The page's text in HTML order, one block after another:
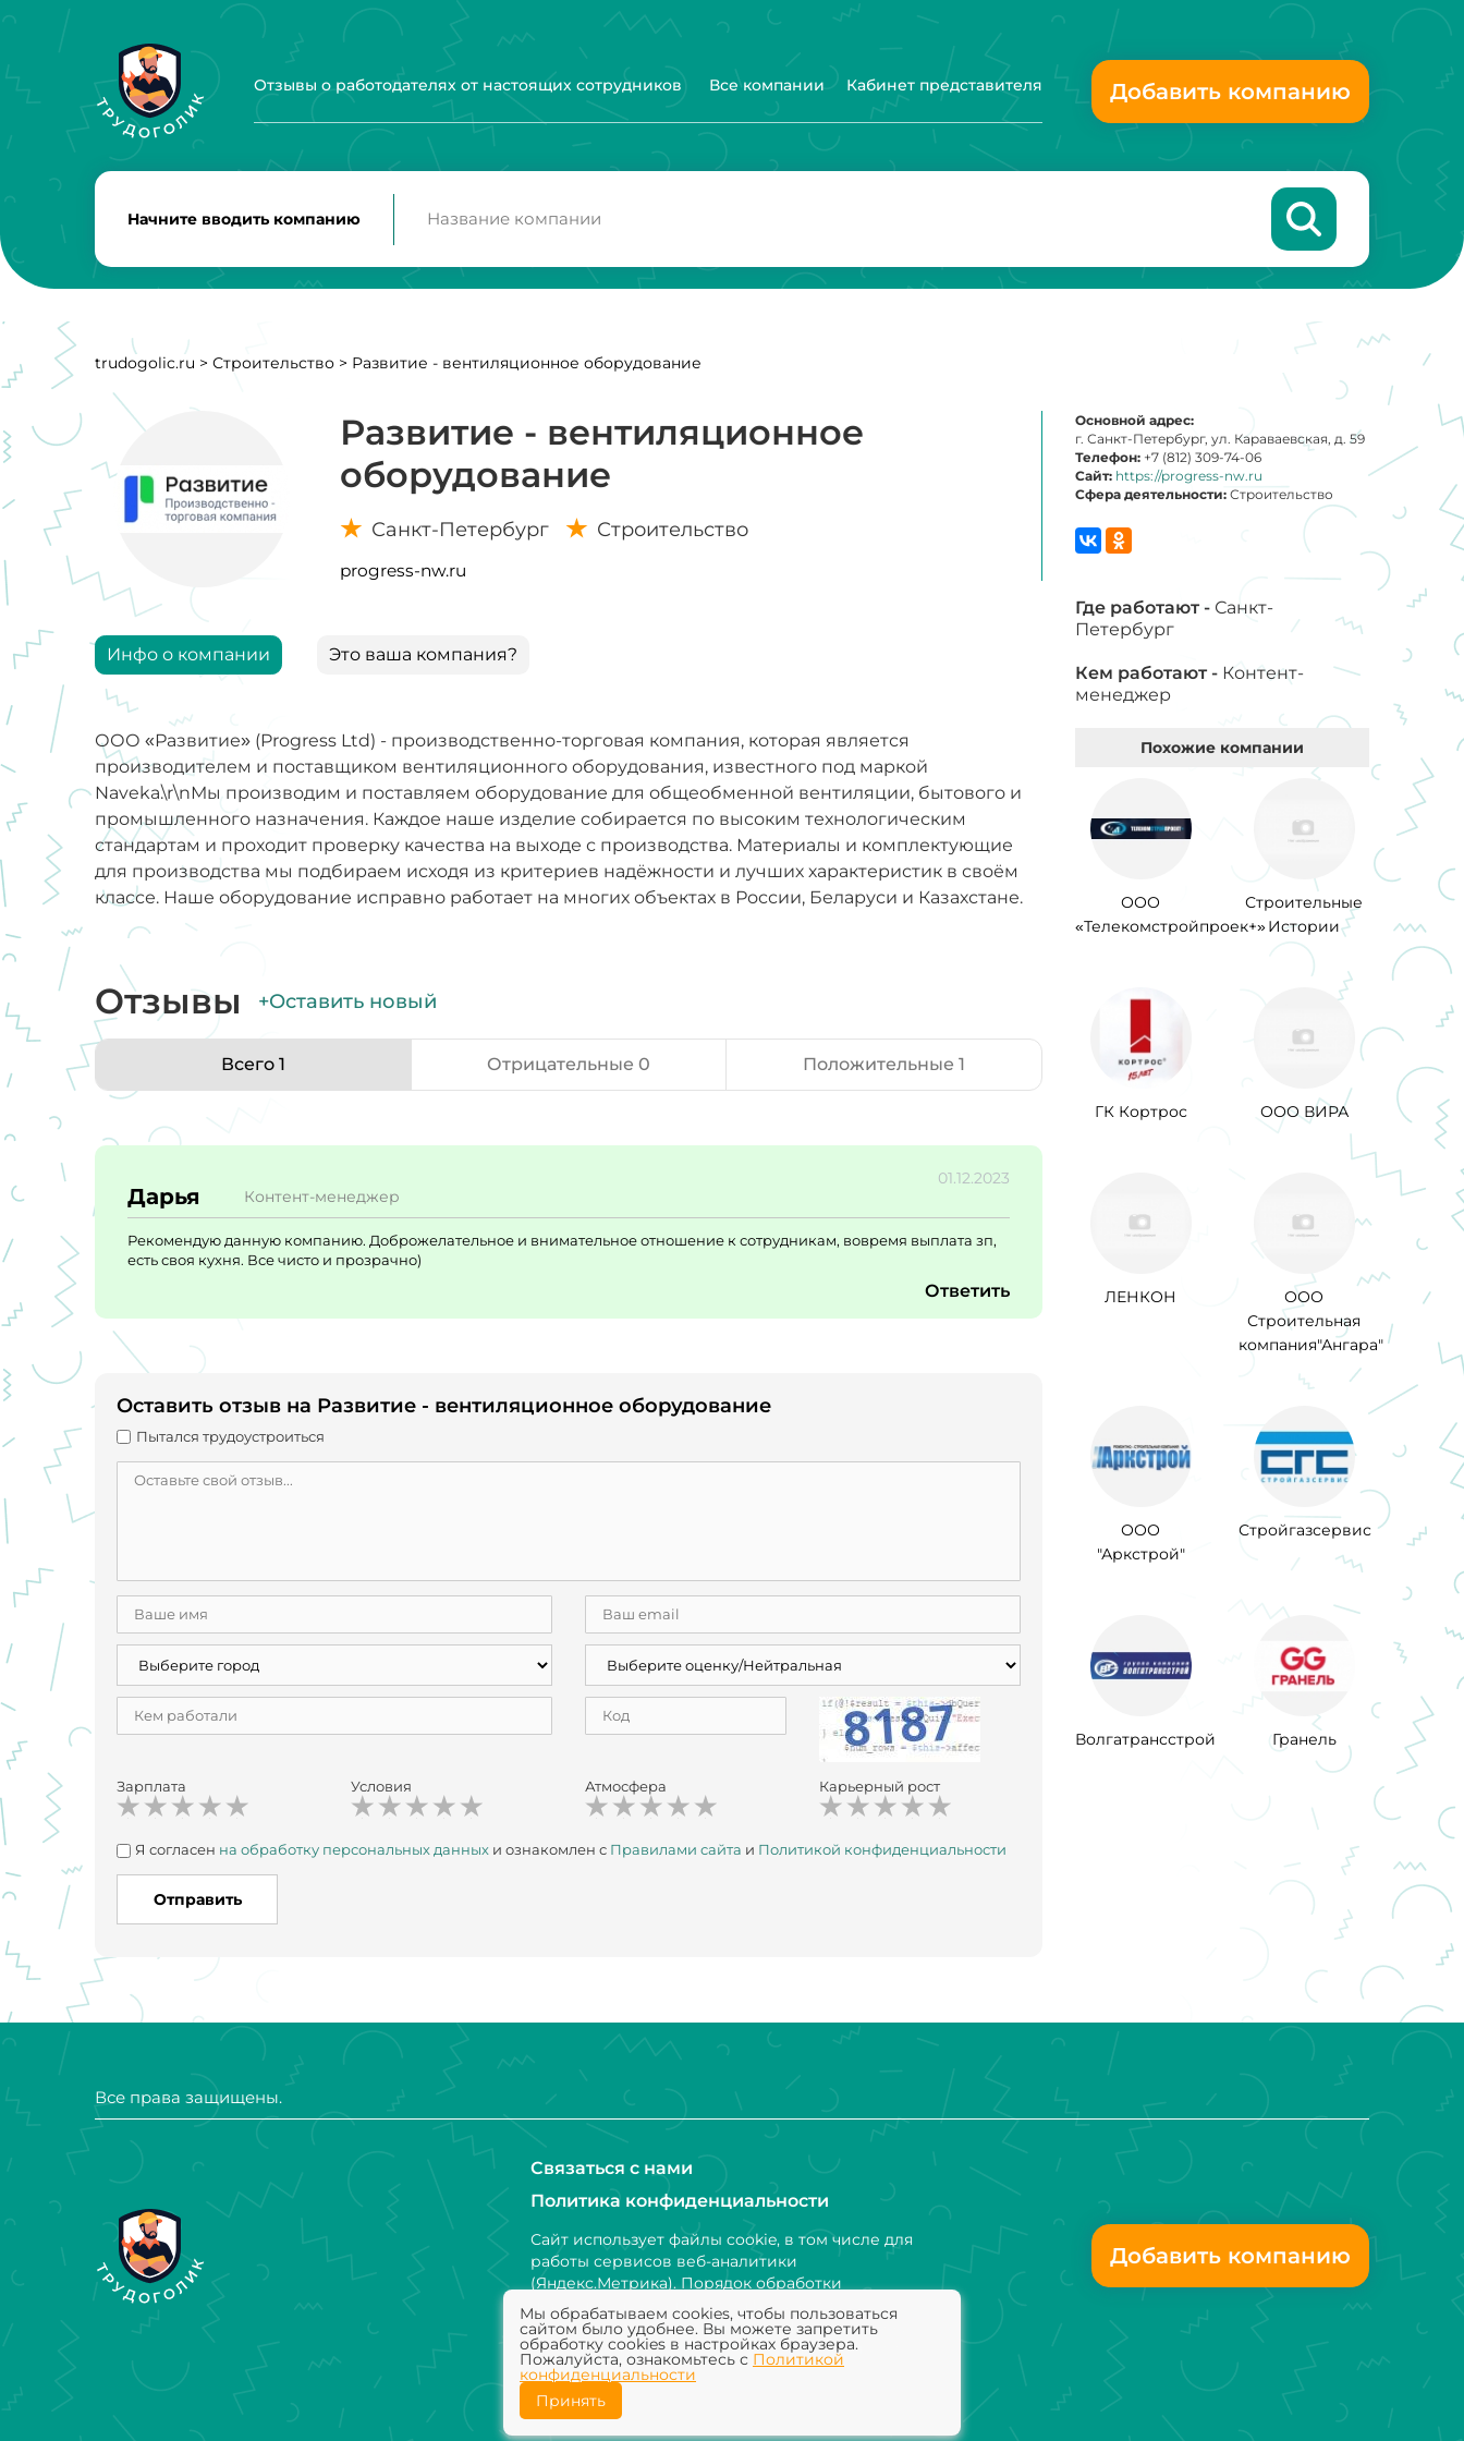
Отзывы о работодателях от настоящих сотрудников Все компании Кабинет представителя Добавить компанию
Начните вводить компанию
trudogolic.ru > Строительство > Развитие - вентиляционное оборудование
Развитие - вентиляционное
оборудование
Санкт-Петербург Строительство
progress-nw.ru
Инфо о компании Это ваша компания?
ООО «Развитие» (Progress Ltd) - производственно-торговая компания, которая является
производителем и поставщиком вентиляционного оборудования, известного под маркой
Naveka.\r\nМы производим и поставляем оборудование для общеобменной вентиляции, бытового и
промышленного назначения. Каждое наше изделие собирается по высоким технологическим
стандартам и проходит проверку качества на выходе с производства. Материалы и комплектующие
для производства мы подбираем исходя из критериев надёжности и лучших характеристик в своём
классе. Наше оборудование исправно работает на многих объектах в России, Беларуси и Казахстане.
Отзывы +Оставить новый
Всего 1 Отрицательные 0 Положительные 1
01.12.2023
Дарья Контент-менеджер
Рекомендую данную компанию. Доброжелательное и внимательное отношение к сотрудникам, вовремя выплата зп,
есть своя кухня. Все чисто и прозрачно)
Ответить
Оставить отзыв на Развитие - вентиляционное оборудование
Пытался трудоустроиться
Зарплата Условия Атмосфера Карьерный рост
Я согласен на обработку персональных данных и ознакомлен с Правилами сайта и Политикой конфиденциальности
Отправить
Основной адрес:
г. Санкт-Петербург, ул. Караваевская, д. 59
Телефон: +7 (812) 309-74-06
Сайт: https://progress-nw.ru
Сфера деятельности: Строительство
Где работают - Санкт-
Петербург
Кем работают - Контент-
менеджер
Похожие компании
ООО
«Телекомстройпроек+»
Строительные
Истории
ГК Кортрос ООО ВИРА
ЛЕНКОН
ООО
Строительная
компания"Ангара"
ООО
"Аркстрой"
Стройгазсервис
Волгатрансстрой Гранель
Все права защищены.
Связаться с нами
Политика конфиденциальности
Сайт использует файлы cookie, в том числе для
работы сервисов веб-аналитики
(Яндекс.Метрика). Порядок обработки
персональных данных и информации,
получаемой с использованием файлов cookie,
установлен Политикой конфиденциальности
Добавить компанию
Мы обрабатываем cookies, чтобы пользоваться
сайтом было удобнее. Вы можете запретить
обработку cookies в настройках браузера.
Пожалуйста, ознакомьтесь с Политикой
конфиденциальности
Принять